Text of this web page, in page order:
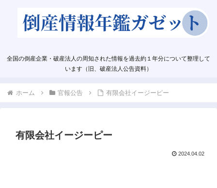
全国の倒産企業・破産法人の周知された情報を過去約１年分について整理して
います（旧、破産法人公告資料）
ホーム 官報公告 有限会社イージーピー
有限会社イージーピー
2024.04.02